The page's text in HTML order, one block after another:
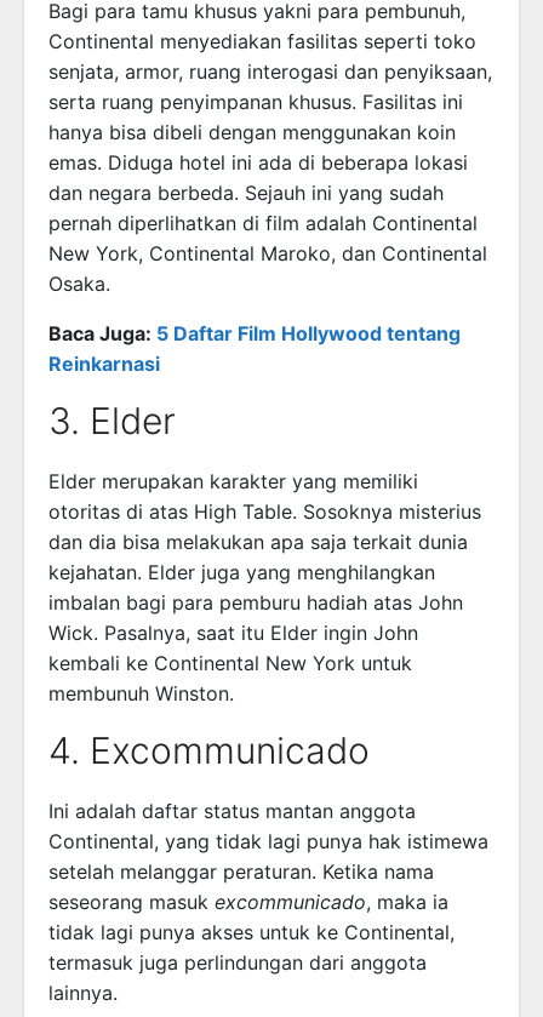
Bagi para tamu khusus yakni para pembunuh,
Continental menyediakan fasilitas seperti toko
senjata, armor, ruang interogasi dan penyiksaan,
serta ruang penyimpanan khusus. Fasilitas ini
hanya bisa dibeli dengan menggunakan koin
emas. Diduga hotel ini ada di beberapa lokasi
dan negara berbeda. Sejauh ini yang sudah
pernah diperlihatkan di film adalah Continental
New York, Continental Maroko, dan Continental
Osaka.
Baca Juga: 5 Daftar Film Hollywood tentang
Reinkarnasi
3. Elder
Elder merupakan karakter yang memiliki
otoritas di atas High Table. Sosoknya misterius
dan dia bisa melakukan apa saja terkait dunia
kejahatan. Elder juga yang menghilangkan
imbalan bagi para pemburu hadiah atas John
Wick. Pasalnya, saat itu Elder ingin John
kembali ke Continental New York untuk
membunuh Winston.
4. Excommunicado
Ini adalah daftar status mantan anggota
Continental, yang tidak lagi punya hak istimewa
setelah melanggar peraturan. Ketika nama
seseorang masuk excommunicado, maka ia
tidak lagi punya akses untuk ke Continental,
termasuk juga perlindungan dari anggota
lainnya.